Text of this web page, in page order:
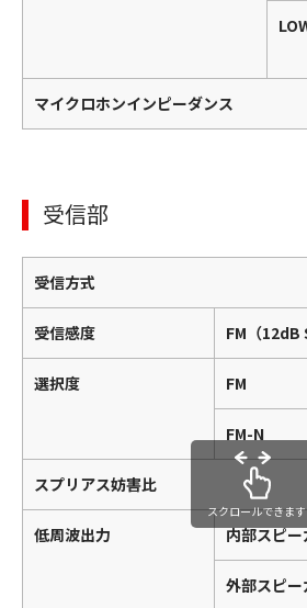
マイクロホンインピーダンス
受信部
受信方式
受信感度 FM（12dB
選択度 FM
FM-N
スプリアス妨害比
低周波出力 内部スピー
外部スピー
スクロールできます